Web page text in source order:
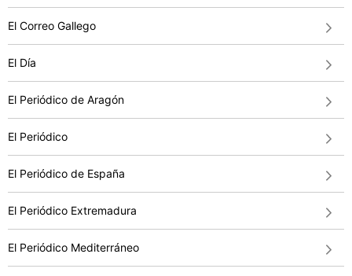
El Correo Gallego
El Día
El Periódico de Aragón
El Periódico
El Periódico de España
El Periódico Extremadura
El Periódico Mediterráneo